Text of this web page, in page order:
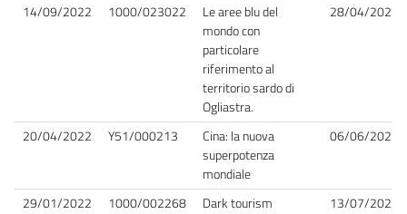
14/09/2022 1000/023022
Le aree blu del
mondo con
particolare
riferimento al
territorio sardo di
Ogliastra.
28/04/2023
20/04/2022 Y51/000213
Cina: la nuova
superpotenza
mondiale
06/06/2023
29/01/2022 1000/002268 Dark tourism
13/07/2022